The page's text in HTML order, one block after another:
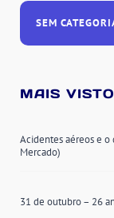
SEM
MAIS
Acidentes aéreos e o
Mercado)
31 de outubro – 26